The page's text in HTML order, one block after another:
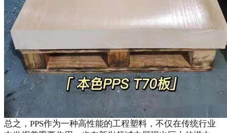
总之，PPS作为一种高性能的工程塑料，不仅在传统行业